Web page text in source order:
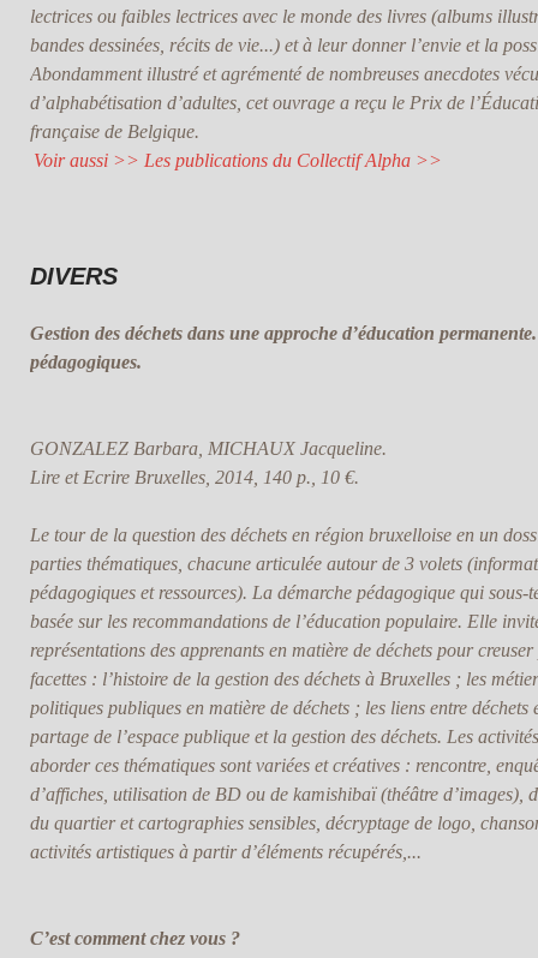
lectrices ou faibles lectrices avec le monde des livres (albums
bandes dessinées, récits de vie...) et à leur donner l’envie et la
Abondamment illustré et agrémenté de nombreuses anecdotes
d’alphabétisation d’adultes, cet ouvrage a reçu le Prix de
française de Belgique.
Voir aussi >> Les publications du Collectif Alpha >>
DIVERS
Gestion des déchets dans une approche d’éducation
pédagogiques.
GONZALEZ Barbara, MICHAUX Jacqueline.
Lire et Ecrire Bruxelles, 2014, 140 p., 10 €.
Le tour de la question des déchets en région bruxelloise en un
parties thématiques, chacune articulée autour de 3 volets
pédagogiques et ressources). La démarche pédagogique qui sous-
basée sur les recommandations de l’éducation populaire. Elle
représentations des apprenants en matière de déchets pour
facettes : l’histoire de la gestion des déchets à Bruxelles ; les
politiques publiques en matière de déchets ; les liens entre
partage de l’espace publique et la gestion des déchets. Les
aborder ces thématiques sont variées et créatives : rencontre,
d’affiches, utilisation de BD ou de kamishibaï (théâtre d’images),
du quartier et cartographies sensibles, décryptage de logo,
activités artistiques à partir d’éléments récupérés,...
C’est comment chez vous ?